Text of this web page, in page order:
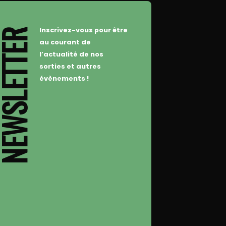
Inscrivez-vous pour être
au courant de
l’actualité de nos
sorties et autres
évènements !